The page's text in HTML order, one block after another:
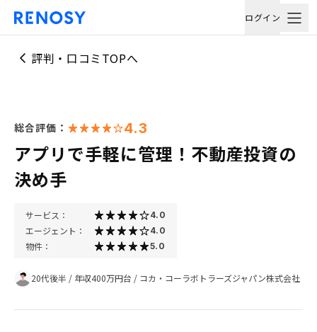
ログイン
評判・口コミTOPへ
総合評価： 4.3
アプリで手軽に管理！不動産投資の
決め手
サービス： 4.0
エージェント： 4.0
物件： 5.0
20代後半 / 年収400万円台 / コカ・コーラボトラーズジャパン株式会社